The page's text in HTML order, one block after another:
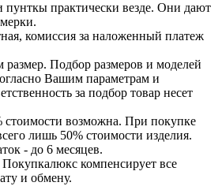
практически везде. Они дают
комиссия за наложенный платеж
Подбор размеров и моделей
Вашим параметрам и
за подбор товар несет
стоимости возможна. При покупке
лишь 50% стоимости изделия.
- до 6 месяцев.
компенсирует все
и обмену.